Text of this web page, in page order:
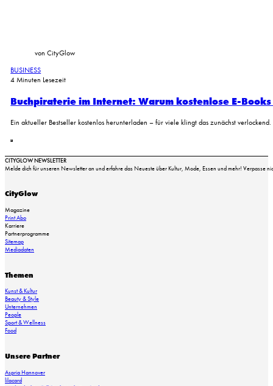
Der neue Ausbildungsjahrgang 2026 bei budni: Insgesamt 46 Nachwuchskräfte starten in vier
von CityGlow
BUSINESS
4 Minuten Lesezeit
Buchpiraterie im Internet: Warum kostenlose E-
Ein aktueller Bestseller kostenlos herunterladen – für viele klingt das zunächst
CITYGLOW NEWSLETTER
Melde dich für unseren Newsletter an und erfahre das Neueste über Kultur, Mode, Essen und mehr! Verpasse
CityGlow
Magazine
Print Abo
Karriere
Partnerprogramme
Sitemap
Mediadaten
Themen
Kunst & Kultur
Beauty & Style
Unternehmen
People
Sport & Wellness
Food
Unsere Partner
Aspria Hannover
lilacard